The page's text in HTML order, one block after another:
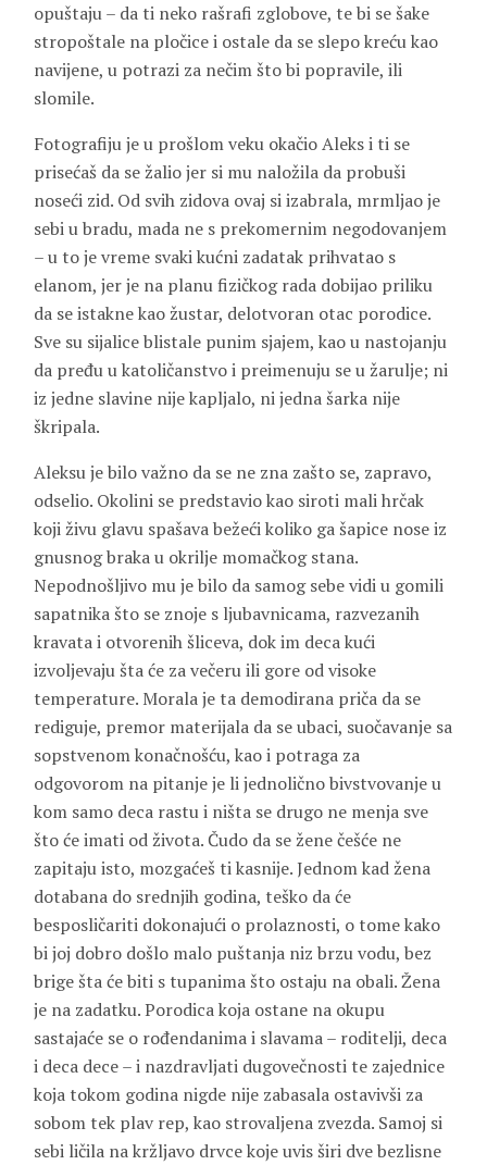
opuštaju – da ti neko rašrafi zglobove, te bi se šake
stropoštale na pločice i ostale da se slepo kreću kao
navijene, u potrazi za nečim što bi popravile, ili
slomile.
Fotografiju je u prošlom veku okačio Aleks i ti se
prisećaš da se žalio jer si mu naložila da probuši
noseći zid. Od svih zidova ovaj si izabrala, mrmljao je
sebi u bradu, mada ne s prekomernim negodovanjem
– u to je vreme svaki kućni zadatak prihvatao s
elanom, jer je na planu fizičkog rada dobijao priliku
da se istakne kao žustar, delotvoran otac porodice.
Sve su sijalice blistale punim sjajem, kao u nastojanju
da pređu u katoličanstvo i preimenuju se u žarulje; ni
iz jedne slavine nije kapljalo, ni jedna šarka nije
škripala.
Aleksu je bilo važno da se ne zna zašto se, zapravo,
odselio. Okolini se predstavio kao siroti mali hrčak
koji živu glavu spašava bežeći koliko ga šapice nose iz
gnusnog braka u okrilje momačkog stana.
Nepodnošljivo mu je bilo da samog sebe vidi u gomili
sapatnika što se znoje s ljubavnicama, razvezanih
kravata i otvorenih šliceva, dok im deca kući
izvoljevaju šta će za večeru ili gore od visoke
temperature. Morala je ta demodirana priča da se
rediguje, premor materijala da se ubaci, suočavanje sa
sopstvenom konačnošću, kao i potraga za
odgovorom na pitanje je li jednolično bivstvovanje u
kom samo deca rastu i ništa se drugo ne menja sve
što će imati od života. Čudo da se žene češće ne
zapitaju isto, mozgaćeš ti kasnije. Jednom kad žena
dotabana do srednjih godina, teško da će
besposličariti dokonajući o prolaznosti, o tome kako
bi joj dobro došlo malo puštanja niz brzu vodu, bez
brige šta će biti s tupanima što ostaju na obali. Žena
je na zadatku. Porodica koja ostane na okupu
sastajaće se o rođendanima i slavama – roditelji, deca
i deca dece – i nazdravljati dugovečnosti te zajednice
koja tokom godina nigde nije zabasala ostavivši za
sobom tek plav rep, kao strovaljena zvezda. Samoj si
sebi ličila na kržljavo drvce koje uvis širi dve bezlisne